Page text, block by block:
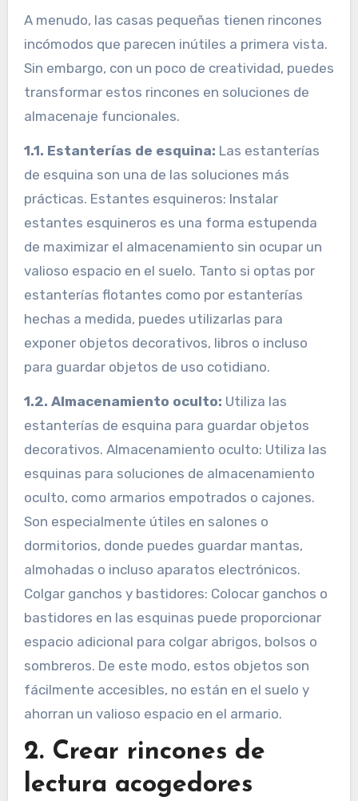
A menudo, las casas pequeñas tienen rincones
incómodos que parecen inútiles a primera vista.
Sin embargo, con un poco de creatividad, puedes
transformar estos rincones en soluciones de
almacenaje funcionales.
1.1. Estanterías de esquina: Las estanterías
de esquina son una de las soluciones más
prácticas. Estantes esquineros: Instalar
estantes esquineros es una forma estupenda
de maximizar el almacenamiento sin ocupar un
valioso espacio en el suelo. Tanto si optas por
estanterías flotantes como por estanterías
hechas a medida, puedes utilizarlas para
exponer objetos decorativos, libros o incluso
para guardar objetos de uso cotidiano.
1.2. Almacenamiento oculto: Utiliza las
estanterías de esquina para guardar objetos
decorativos. Almacenamiento oculto: Utiliza las
esquinas para soluciones de almacenamiento
oculto, como armarios empotrados o cajones.
Son especialmente útiles en salones o
dormitorios, donde puedes guardar mantas,
almohadas o incluso aparatos electrónicos.
Colgar ganchos y bastidores: Colocar ganchos o
bastidores en las esquinas puede proporcionar
espacio adicional para colgar abrigos, bolsos o
sombreros. De este modo, estos objetos son
fácilmente accesibles, no están en el suelo y
ahorran un valioso espacio en el armario.
2. Crear rincones de
lectura acogedores